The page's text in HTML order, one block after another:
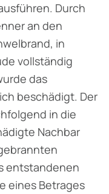
Durch
an den
in
vollständig
das
beschädigt. Der
in die
Nachbar
entstandenen
eines Betrages